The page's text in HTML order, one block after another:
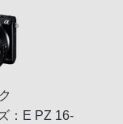
：E PZ 16-